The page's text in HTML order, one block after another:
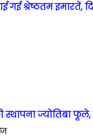
गई श्रेष्ठतम इमारतें,
ज्योतिबा फूले,